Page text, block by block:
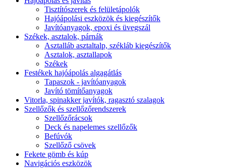
Tisztítószerek és felületápolók
Hajóápolási eszközök és kiegészítők
Javítóanyagok, epoxi és üvegszál
Székek, asztalok, párnák
Asztalláb asztaltalp, székláb kiegészítők
Asztalok, asztallapok
Székek
Festékek hajóápolás algagátlás
Tapaszok - javítóanyagok
Javító tömítőanyagok
Vitorla, spinakker javítók, ragasztó szalagok
Szellőzők és szellőzőrendszerek
Szellőzőrácsok
Deck és napelemes szellőzők
Befúvók
Szellőző csövek
Fekete gömb és kúp
Navigációs eszközök